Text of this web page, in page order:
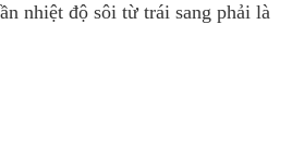
nhiệt độ sôi từ trái sang phải là